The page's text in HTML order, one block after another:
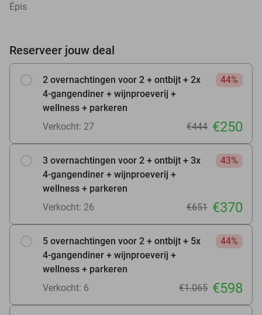
Épis
Reserveer jouw deal
2 overnachtingen voor 2 + ontbijt + 2x
4-gangendiner + wijnproeverij +
wellness + parkeren
44%
Verkocht: 27 €444 €250
3 overnachtingen voor 2 + ontbijt + 3x
4-gangendiner + wijnproeverij +
wellness + parkeren
43%
Verkocht: 26 €651 €370
5 overnachtingen voor 2 + ontbijt + 5x
4-gangendiner + wijnproeverij +
wellness + parkeren
44%
Verkocht: 6 €1.065 €598